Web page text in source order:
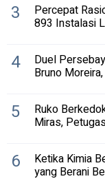
3 Percepat
893 Instalasi
4 Duel
Bruno
5 Ruko
Miras,
6 Ketika Kimia
yang Berani